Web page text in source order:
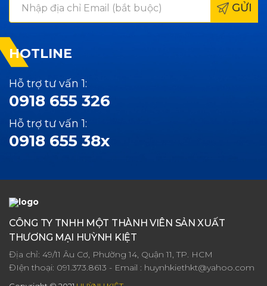
GỬI
HOTLINE
Hỗ trợ tư vấn 1:
0918 655 326
Hỗ trợ tư vấn 1:
0918 655 38x
CÔNG TY TNHH MỘT THÀNH VIÊN SẢN XUẤT
THƯƠNG MẠI HUỲNH KIỆT
Địa chỉ: 49/11 Âu Cơ, Phường 14, Quận 11, TP. HCM
ĐIện thoại: 091.373.8613 - Email : huynhkiethkt@yahoo.com